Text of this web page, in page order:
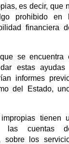
es decir, que
prohibido en
financiera
se encuentra
estas ayudas
informes
del Estado,
tienen
las cuentas
sobre los